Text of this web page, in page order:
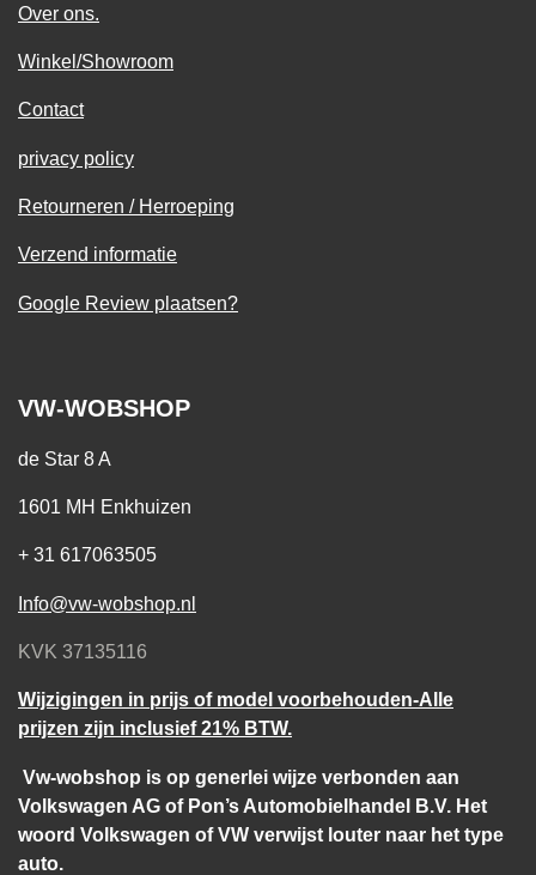
Over ons.
Winkel/Showroom
Contact
privacy policy
Retourneren / Herroeping
Verzend informatie
Google Review plaatsen?
VW-WOBSHOP
de Star 8 A
1601 MH Enkhuizen
+ 31 617063505
Info@vw-wobshop.nl
KVK 37135116
Wijzigingen in prijs of model voorbehouden-Alle
prijzen zijn inclusief 21% BTW.
Vw-wobshop is op generlei wijze verbonden aan
Volkswagen AG of Pon’s Automobielhandel B.V. Het
woord Volkswagen of VW verwijst louter naar het type
auto.